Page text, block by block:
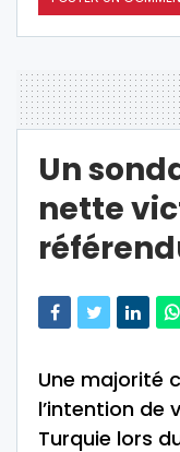
Un
nette
Une majorité
l’intention de
Turquie lors